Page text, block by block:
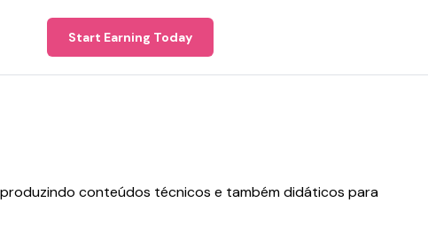
Start Earning Today
conteúdos técnicos e também didáticos para